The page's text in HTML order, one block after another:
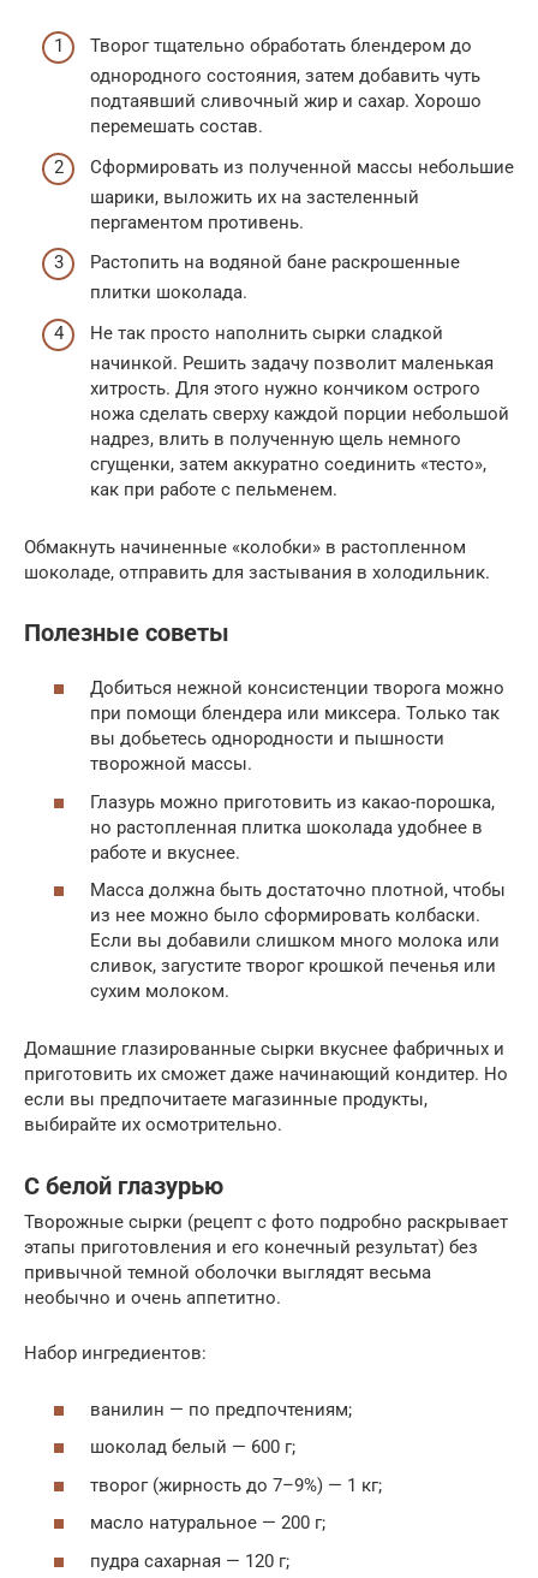
Творог тщательно обработать блендером до
однородного состояния, затем добавить чуть
подтаявший сливочный жир и сахар. Хорошо
перемешать состав.
Сформировать из полученной массы небольшие
шарики, выложить их на застеленный
пергаментом противень.
Растопить на водяной бане раскрошенные
плитки шоколада.
Не так просто наполнить сырки сладкой
начинкой. Решить задачу позволит маленькая
хитрость. Для этого нужно кончиком острого
ножа сделать сверху каждой порции небольшой
надрез, влить в полученную щель немного
сгущенки, затем аккуратно соединить «тесто»,
как при работе с пельменем.
Обмакнуть начиненные «колобки» в растопленном
шоколаде, отправить для застывания в холодильник.
Полезные советы
Добиться нежной консистенции творога можно
при помощи блендера или миксера. Только так
вы добьетесь однородности и пышности
творожной массы.
Глазурь можно приготовить из какао-порошка,
но растопленная плитка шоколада удобнее в
работе и вкуснее.
Масса должна быть достаточно плотной, чтобы
из нее можно было сформировать колбаски.
Если вы добавили слишком много молока или
сливок, загустите творог крошкой печенья или
сухим молоком.
Домашние глазированные сырки вкуснее фабричных и
приготовить их сможет даже начинающий кондитер. Но
если вы предпочитаете магазинные продукты,
выбирайте их осмотрительно.
С белой глазурью
Творожные сырки (рецепт с фото подробно раскрывает
этапы приготовления и его конечный результат) без
привычной темной оболочки выглядят весьма
необычно и очень аппетитно.
Набор ингредиентов:
ванилин — по предпочтениям;
шоколад белый — 600 г;
творог (жирность до 7–9%) — 1 кг;
масло натуральное — 200 г;
пудра сахарная — 120 г;